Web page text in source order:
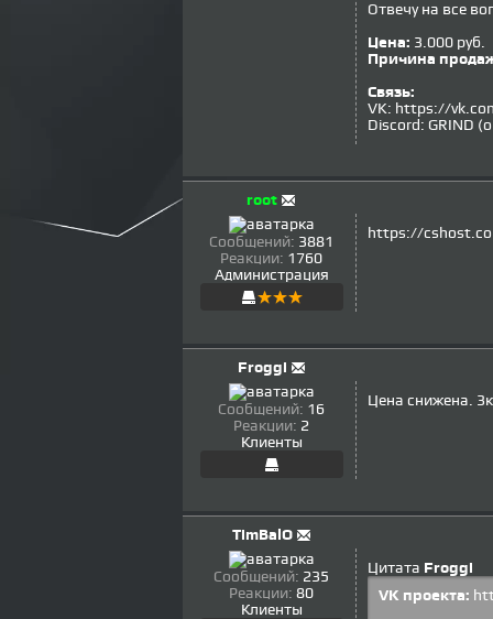
Отвечу на все
Цена: 3.000 руб.
Причина
Связь:
VK: https://
Discord: GRIND
root
Сообщений: 3881
Реакции: 1760
Администрация
https://
Froggi
Сообщений: 16
Реакции: 2
Клиенты
Цена снижена.
TimBalO
Сообщений: 235
Реакции: 80
Клиенты
Цитата Froggi
VK проекта: